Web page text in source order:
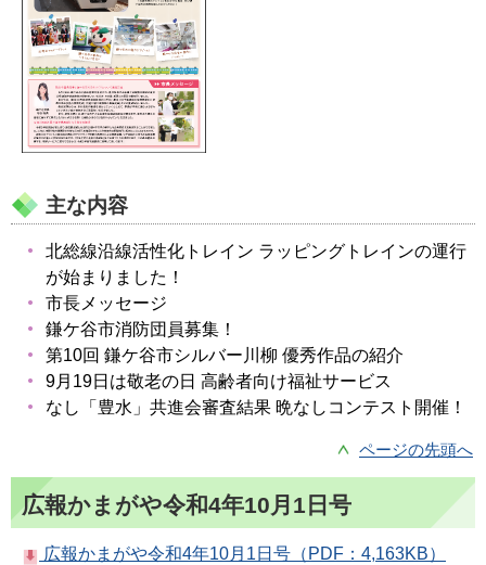
主な内容
北総線沿線活性化トレイン ラッピングトレインの運行
が始まりました！
市長メッセージ
鎌ケ谷市消防団員募集！
第10回 鎌ケ谷市シルバー川柳 優秀作品の紹介
9月19日は敬老の日 高齢者向け福祉サービス
なし「豊水」共進会審査結果 晩なしコンテスト開催！
ページの先頭へ
広報かまがや令和4年10月1日号
広報かまがや令和4年10月1日号（PDF：4,163KB）